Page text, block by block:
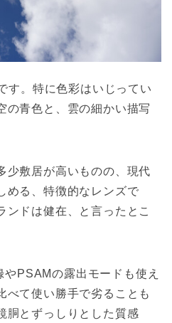
す。特に色彩はいじってい
の青色と、雲の細かい描写
少敷居が高いものの、現代
める、特徴的なレンズで
ンドは健在、と言ったとこ
PSAMの露出モードも使え
べて使い勝手で劣ることも
胴とずっしりとした質感